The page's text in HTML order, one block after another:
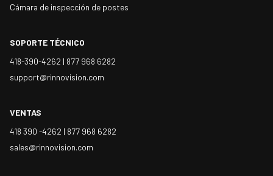
Cámara de inspección de postes
SOPORTE TÉCNICO
418-390-4262 | 877 968 6282
support@rinnovision.com
VENTAS
418 390 -4262 | 877 968 6282
sales@rinnovision.com